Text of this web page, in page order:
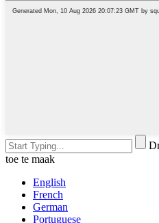
toe te maak
English
French
German
Portuguese